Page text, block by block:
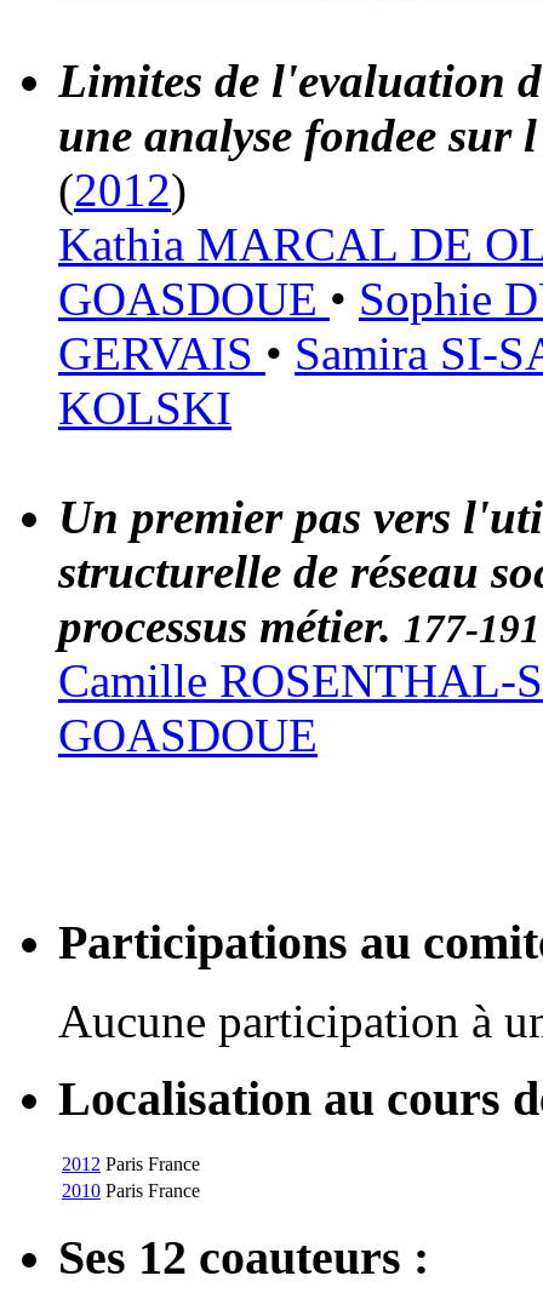
Limites de l'evaluation
une analyse fondee
(2012)
Kathia MARCAL DE
GOASDOUE • Sophie
GERVAIS • Samira SI-
KOLSKI
Un premier pas vers
structurelle de réseau
processus métier. 177-191
Camille ROSENTHAL-
GOASDOUE
Participations au
Aucune participation à
Localisation au cours
2012 Paris France
2010 Paris France
Ses 12 coauteurs :